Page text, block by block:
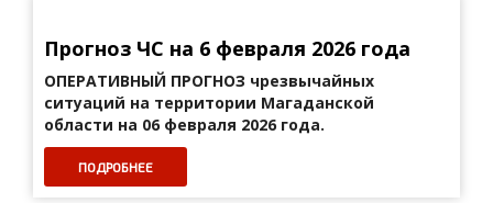
Прогноз ЧС на 6 февраля 2026 года
ОПЕРАТИВНЫЙ ПРОГНОЗ чрезвычайных
ситуаций на территории Магаданской
области на 06 февраля 2026 года.
ПОДРОБНЕЕ